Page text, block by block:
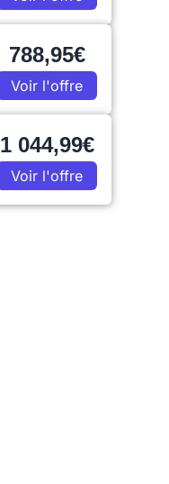
788,95€
Voir l'offre
1 044,99€
Voir l'offre